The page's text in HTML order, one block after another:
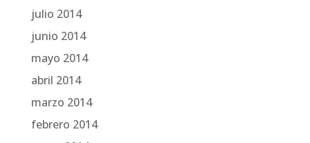
julio 2014
junio 2014
mayo 2014
abril 2014
marzo 2014
febrero 2014